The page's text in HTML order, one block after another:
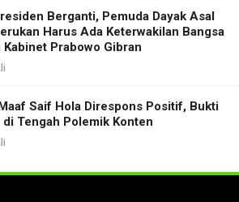
Berganti, Pemuda Dayak Asal
Harus Ada Keterwakilan Bangsa
Kabinet Prabowo Gibran
Saif Hola Direspons Positif, Bukti
di Tengah Polemik Konten